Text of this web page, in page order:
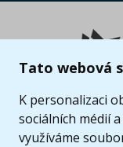
Tato webová
K personalizaci
sociálních médií
využíváme